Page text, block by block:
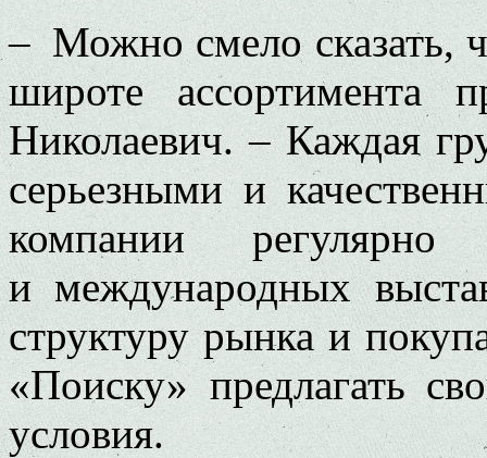
– Можно смело сказать,
широте ассортимента
Николаевич. – Каждая
серьезными и
компании
и международных
структуру рынка и
«Поиску» предлагать
условия.